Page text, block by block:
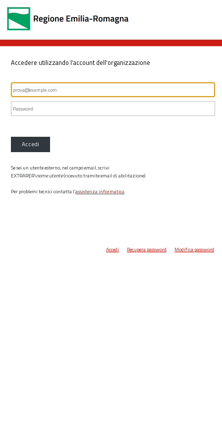
Accedere utilizzando l'account dell'organizzazione
Accedi
Se sei un utente esterno, nel campo email, scrivi
EXTRARER\nome utente(ricevuto tramite email di abilitazione)
Per problemi tecnici contatta l’assistenza informatica.
Accedi Recupera password Modifica password